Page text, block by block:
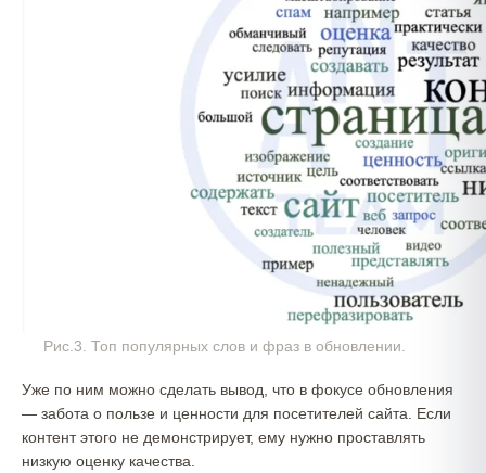
Рис.3. Топ популярных слов и фраз в обновлении.
Уже по ним можно сделать вывод, что в фокусе обновления
— забота о пользе и ценности для посетителей сайта. Если
контент этого не демонстрирует, ему нужно проставлять
низкую оценку качества.